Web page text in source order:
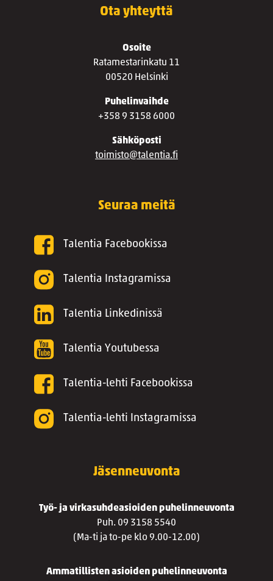
Ota yhteyttä
Osoite
Ratamestarinkatu 11
00520 Helsinki
Puhelinvaihde
+358 9 3158 6000
Sähköposti
toimisto@talentia.fi
Seuraa meitä
Talentia Facebookissa
Talentia Instagramissa
Talentia Linkedinissä
Talentia Youtubessa
Talentia-lehti Facebookissa
Talentia-lehti Instagramissa
Jäsenneuvonta
Työ- ja virkasuhdeasioiden puhelinneuvonta
Puh. 09 3158 5540
(Ma-ti ja to-pe klo 9.00-12.00)
Ammatillisten asioiden puhelinneuvonta